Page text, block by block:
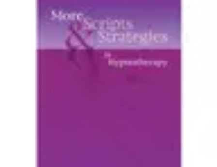
Zakupy Na Topie
Porady ZakupowePorady zakupowe
Zakupy Na Topie